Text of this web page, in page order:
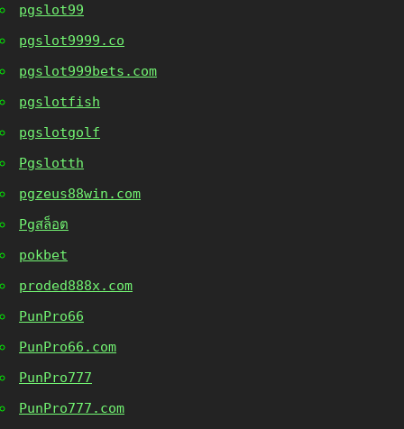
pgslot99
pgslot9999.co
pgslot999bets.com
pgslotfish
pgslotgolf
Pgslotth
pgzeus88win.com
Pgสล็อต
pokbet
proded888x.com
PunPro66
PunPro66.com
PunPro777
PunPro777.com